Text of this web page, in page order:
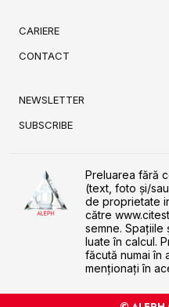
CARIERE
CONTACT
NEWSLETTER
SUBSCRIBE
Preluarea fără
(text, foto și/
de proprietate
către
semne. Spaţiile
luate în calcul.
făcută numai în
menţionaţi în